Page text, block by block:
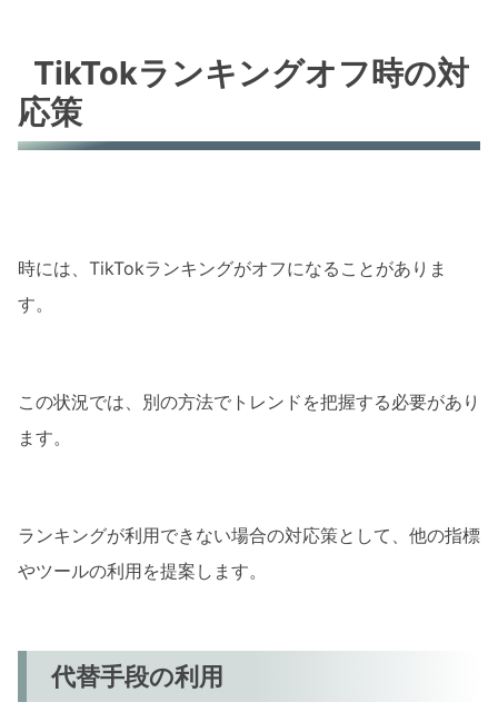
TikTokランキングオフ時の対
応策
時には、TikTokランキングがオフになることがありま
す。
この状況では、別の方法でトレンドを把握する必要があり
ます。
ランキングが利用できない場合の対応策として、他の指標
やツールの利用を提案します。
代替手段の利用